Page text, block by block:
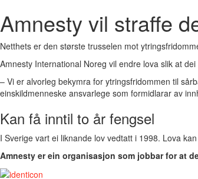
Amnesty vil straffe
Netthets er den største trusselen mot
Amnesty International Noreg vil endre lova slik at
– Vi er alvorleg bekymra for ytringsfridommen til
einskildmenneske ansvarlege som formidlarar av
Kan få inntil to år fengsel
I Sverige vart ei liknande lov vedtatt i 1998. Lova
Amnesty er ein organisasjon som jobbar for at